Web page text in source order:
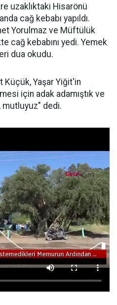
uzaklıktaki Hisarönü
cağ kebabı yapıldı.
Yorulmaz ve Müftülük
cağ kebabını yedi. Yemek
dua okudu.
Küçük, Yaşar Yiğit'in
için adak adamıştık ve
mutluyuz" dedi.